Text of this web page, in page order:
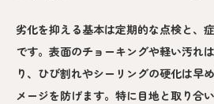
劣化を抑える基本は定期的な点検と、
です。表面のチョーキングや軽い汚れ
り、ひび割れやシーリングの硬化は早
メージを防げます。特に目地と取り合